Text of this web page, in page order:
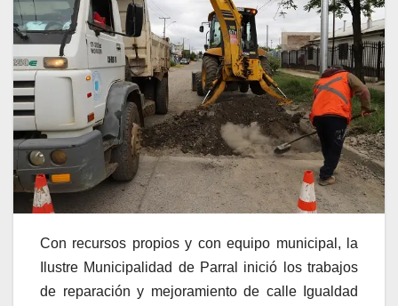
Con recursos propios y con equipo municipal, la
Ilustre Municipalidad de Parral inició los trabajos
de reparación y mejoramiento de calle Igualdad